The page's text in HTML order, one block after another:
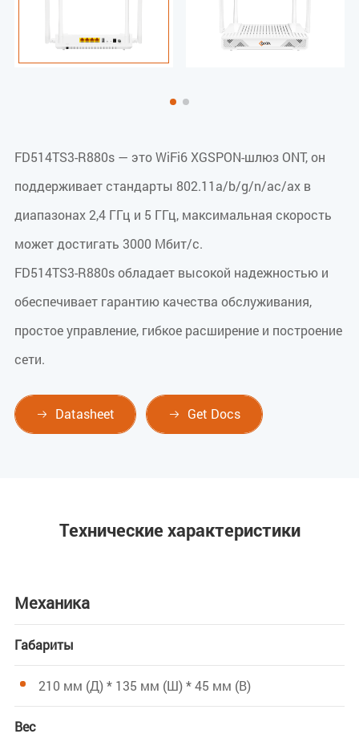
FD514TS3-R880s — это WiFi6 XGSPON-шлюз ONT, он
поддерживает стандарты 802.11a/b/g/n/ac/ax в
диапазонах 2,4 ГГц и 5 ГГц, максимальная скорость
может достигать 3000 Мбит/с.
FD514TS3-R880s обладает высокой надежностью и
обеспечивает гарантию качества обслуживания,
простое управление, гибкое расширение и построение
сети.
 Datasheet  Get Docs
Технические характеристики
Механика
Габариты
210 мм (Д) * 135 мм (Ш) * 45 мм (В)
Вес